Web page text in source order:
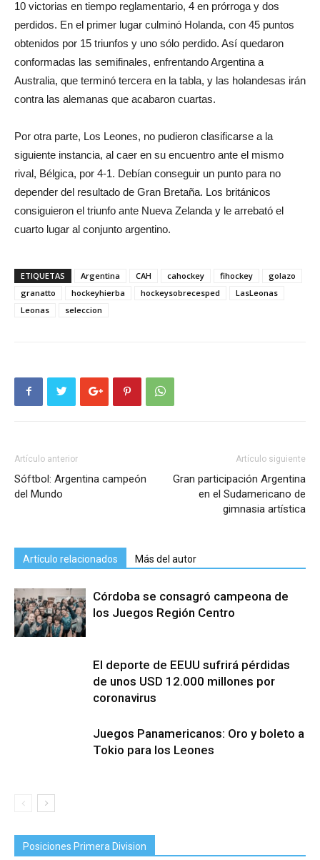
10 victorias en tiempo reglamentario, 4 en prórroga y dos
perdidos. En el primer lugar culminó Holanda, con 45 puntos
obtenidos por 15 triunfos y uno sólo perdido. Así quedaron
conformadas las semifinales, enfrentando Argentina a
Australia, que terminó tercera en la tabla, y las holandesas irán
contra las alemanas que acabaron cuartas.
Por otra parte, Los Leones, no pudieron clasificarse a la
siguiente instancia, al caer en su encuentro ante el mismo
rival, Bélgica, por 4-1. Debían conseguir un punto para no
depender del resultado de Gran Bretaña. Los británicos
consiguieron el triunfo ante Nueva Zelanda y le arrebató el
cuarto lugar al conjunto argentino.
ETIQUETAS Argentina CAH cahockey fihockey
golazo
granatto
hockeyhierba hockeysobrecesped
LasLeonas
Leonas
seleccion
Artículo anterior
Sóftbol: Argentina campeón
del Mundo
Artículo siguiente
Gran participación Argentina
en el Sudamericano de
gimnasia artística
Artículo relacionados Más del autor
Córdoba se consagró campeona de
los Juegos Región Centro
El deporte de EEUU sufrirá pérdidas
de unos USD 12.000 millones por
coronavirus
Juegos Panamericanos: Oro y boleto a
Tokio para los Leones
Posiciones Primera Division